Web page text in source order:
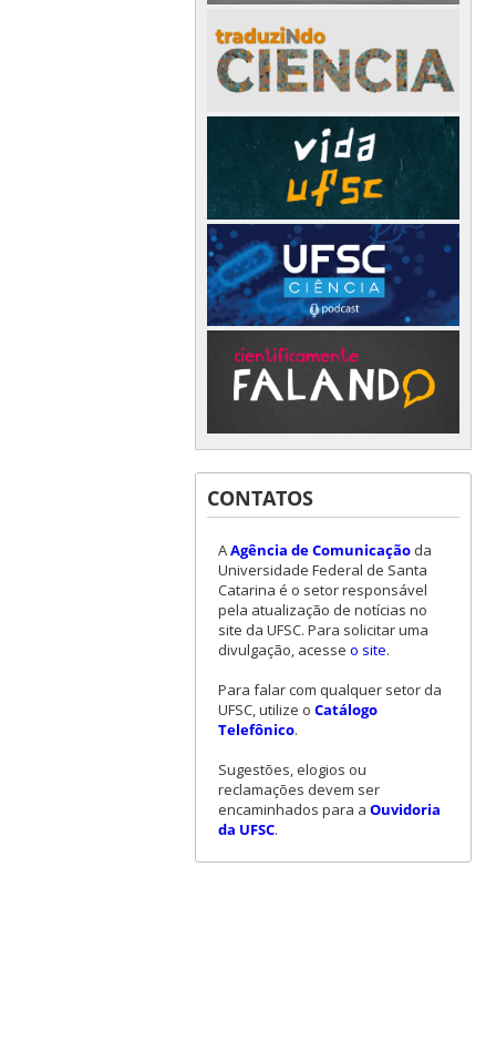
CONTATOS
AAgência de Comunicaçãoda
Universidade Federal de Santa
Catarina é o setor responsável
pela atualização de notícias no
site da UFSC. Para solicitar uma
divulgação, acesse o site.
Para falar com qualquer setor da
UFSC, utilize o Catálogo
Telefônico.
Sugestões, elogios ou
reclamações devem ser
encaminhados para a Ouvidoria
da UFSC.